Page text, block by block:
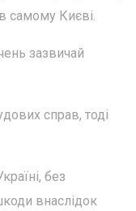
самому Києві.
зазвичай
справ, тоді
без
внаслідок